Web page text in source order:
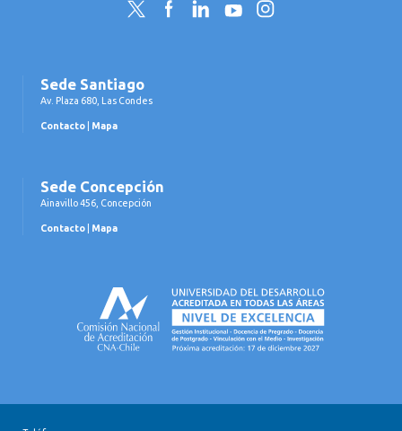
Twitter FacebookLinkedInYouTubeInstagram
Sede Santiago
Av. Plaza 680, Las Condes
Contacto Mapa
Sede Concepción
Ainavillo 456, Concepción
Contacto Mapa